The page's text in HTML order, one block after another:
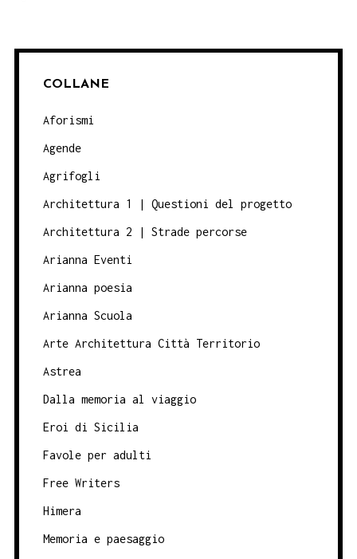
COLLANE
Aforismi
Agende
Agrifogli
Architettura 1 | Questioni del progetto
Architettura 2 | Strade percorse
Arianna Eventi
Arianna poesia
Arianna Scuola
Arte Architettura Città Territorio
Astrea
Dalla memoria al viaggio
Eroi di Sicilia
Favole per adulti
Free Writers
Himera
Memoria e paesaggio